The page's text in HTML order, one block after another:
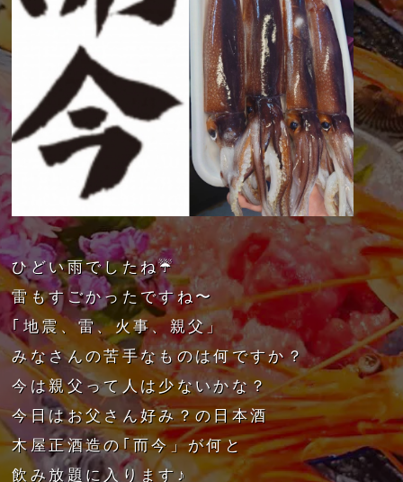
ひどい雨でしたね☔️
雷もすごかったですね〜
｢地震、雷、火事、親父」
みなさんの苦手なものは何ですか？
今は親父って人は少ないかな？
今日はお父さん好み？の日本酒
木屋正酒造の｢而今」が何と
飲み放題に入ります♪